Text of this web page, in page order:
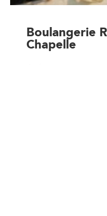
Boulangerie
Chapelle